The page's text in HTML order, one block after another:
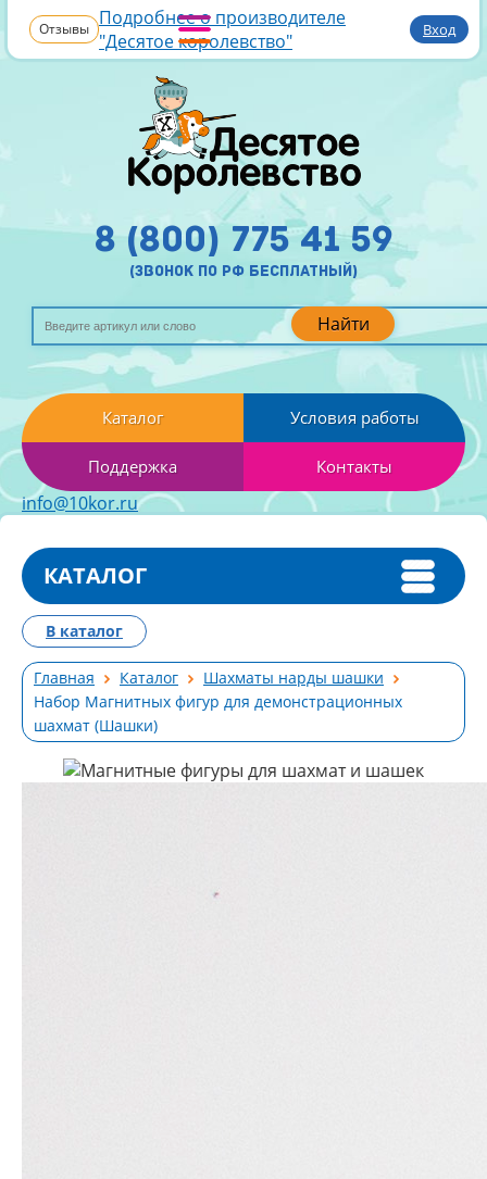
Отзывы Подробнее о производителе
"Десятое королевство"
Вход
Найти
8 (800) 775 41 59
(звонок по рф бесплатный)
Каталог Условия работы
Поддержка Контакты
info@10kor.ru
КАТАЛОГ
Главная Каталог
Шахматы нарды шашки
Набор Магнитных фигур для демонстрационных
шахмат (Шашки)
В каталог